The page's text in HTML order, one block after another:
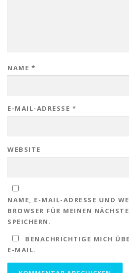
NAME *
E-MAIL-ADRESSE *
WEBSITE
NAME, E-MAIL-ADRESSE UND
BROWSER FÜR MEINEN
SPEICHERN.
BENACHRICHTIGE MICH
E-MAIL.